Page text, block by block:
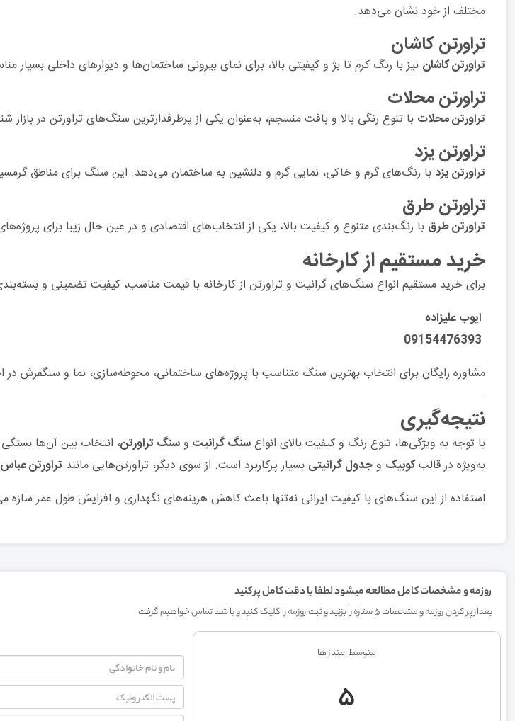
مختلف از خود نشان می‌دهد.
تراورتن کاشان
تراورتن کاشان نیز با رنگ کرم تا بژ و کیفیتی بالا، برای نمای بیرونی ساختمان‌ها و دیوارهای
تراورتن محلات
تراورتن محلات با تنوع رنگی بالا و بافت منسجم، به‌عنوان یکی از پرطرفدارترین سنگ‌های تراورتن در
تراورتن یزد
تراورتن یزدبا رنگ‌های گرم و خاکی، نمایی گرم و دلنشین به ساختمان می‌دهد. این سنگ برای مناطق
تراورتن طرق
تراورتن طرق با رنگ‌بندی متنوع و کیفیت بالا، یکی از انتخاب‌های اقتصادی و در عین حال زیبا برای
خرید مستقیم از کارخانه
برای خرید مستقیم انواع سنگ‌های گرانیت و تراورتن از کارخانه با قیمت مناسب، کیفیت تضمینی و
ایوب علیزاده
09154476393
مشاوره رایگان برای انتخاب بهترین سنگ متناسب با پروژه‌های ساختمانی، محوطه‌سازی، نما و سنگفرش در
نتیجه‌گیری
با توجه به ویژگی‌ها، تنوع رنگ و کیفیت بالای انواعسنگ گرانیت وسنگ تراورتن، انتخاب بین آن‌ها بستگی
به‌ویژه در قالبکوبیک وجدول گرانیتی بسیار پرکاربرد است. از سوی دیگر، تراورتن‌هایی مانند تراورتن عباس
استفاده از این سنگ‌های با کیفیت ایرانی نه‌تنها باعث کاهش هزینه‌های نگهداری و افزایش طول عمر
روزمه و مشخصات کامل مطالعه میشود لطفا با دقت کامل پر کنید
بعداز پر کردن روزمه و مشخصات 5 ستاره را بزنید و ثبت روزمه را کلیک کنید و با شما تماس خواهیم گرفت
متوسط امتیاز ها
5